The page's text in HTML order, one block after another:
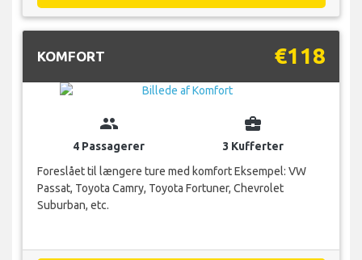
KOMFORT €118
group
4 Passagerer
business_center
3 Kufferter
Foreslået til længere ture med komfort Eksempel: VW
Passat, Toyota Camry, Toyota Fortuner, Chevrolet
Suburban, etc.